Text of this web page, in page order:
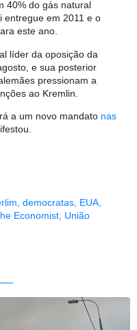
40% do gás natural
entregue em 2011 e o
este ano.
líder da oposição da
e sua posterior
pressionam a
ao Kremlin.
a um novo mandato nas
democratas EUA
Economist União